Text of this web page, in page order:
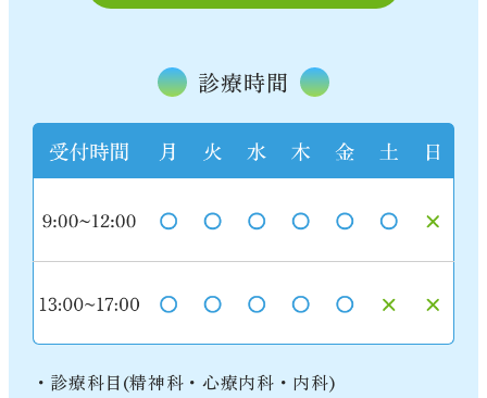
診療時間
・診療科目(精神科・心療内科・内科)